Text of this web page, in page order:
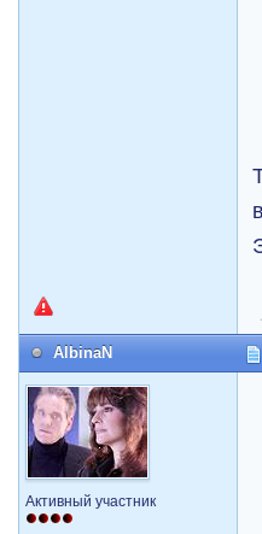
AlbinaN
Активный участник